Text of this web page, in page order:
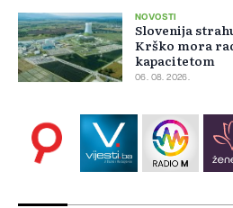
NOVOSTI
Slovenija
Krško mora
kapacitetom
06. 08. 2026.